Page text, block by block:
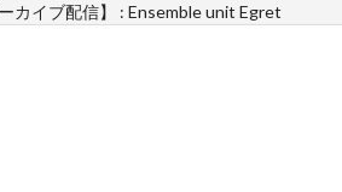
カイブ配信】 : Ensemble unit Egret